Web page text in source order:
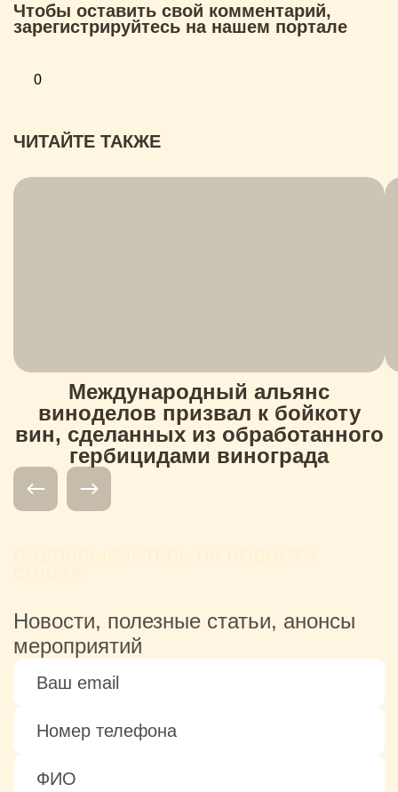
Чтобы оставить свой комментарий,
зарегистрируйтесь на нашем портале
0
ЧИТАЙТЕ ТАКЖЕ
Международный альянс
виноделов призвал к бойкоту
вин, сделанных из обработанного
гербицидами винограда
Новости, полезные статьи, анонсы
мероприятий